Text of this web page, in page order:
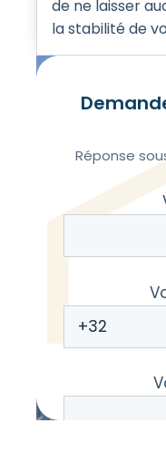
de ne laisser
la stabilité de
Réponse